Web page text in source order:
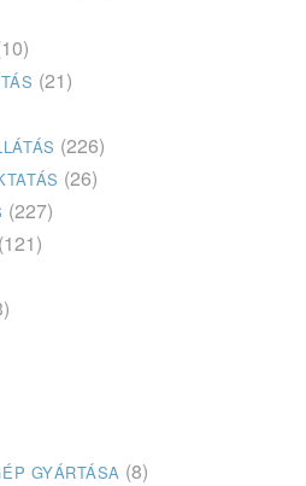
(21)
(226)
(26)
(227)
(121)
GYÁRTÁSA (8)